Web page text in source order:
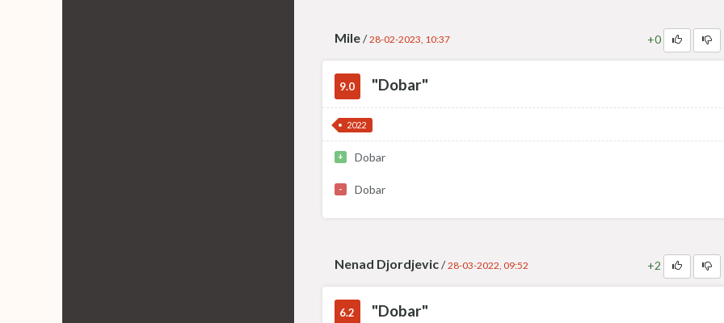
Mile/ 28-02-2023, 10:37 +0
9.0 "Dobar"
2022
+ Dobar
- Dobar
Nenad Djordjevic/ 28-03-2022, 09:52 +2
6.2 "Dobar"